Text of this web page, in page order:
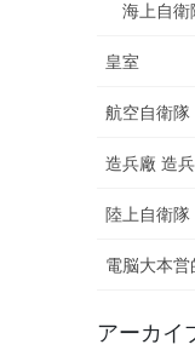
海上自衛
皇室
航空自衛隊
造兵廠 造
陸上自衛隊
電脳大本営
アーカイ